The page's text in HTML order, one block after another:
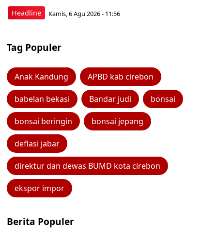
Headline Kamis, 6 Agu 2026 - 11:56
Tag Populer
Anak Kandung APBD kab cirebon
babelan bekasi Bandar judi bonsai
bonsai beringin bonsai jepang
deflasi jabar
direktur dan dewas BUMD kota cirebon
ekspor impor
Berita Populer